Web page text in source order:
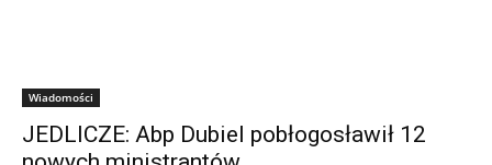
Wiadomości
JEDLICZE: Abp Dubiel pobłogosławił 12